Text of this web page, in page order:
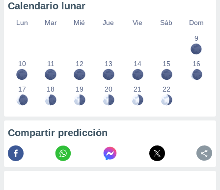
Calendario lunar
Lun Mar Mié Jue Vie Sáb
Dom
9
10 11 12 13 14 15 16
17 18 19 20 21 22
Compartir predicción